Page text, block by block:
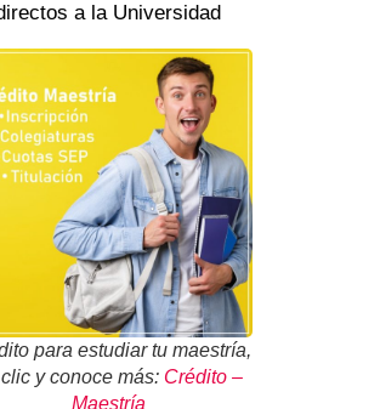
a la Universidad
para estudiar tu maestría,
y conoce más: Crédito –
Maestría